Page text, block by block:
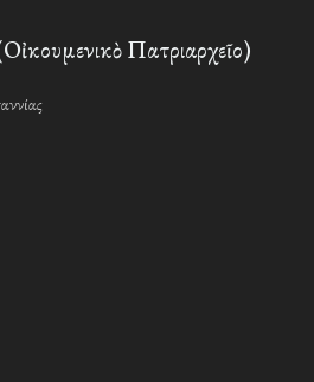
Πατριαρχεῖο)